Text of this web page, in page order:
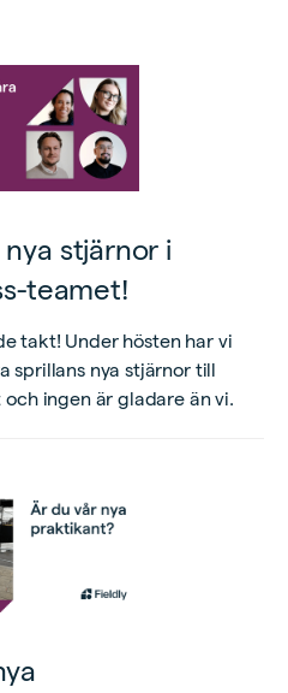
nya stjärnor i
teamet!
takt! Under hösten har vi
sprillans nya stjärnor till
ingen är gladare än vi.